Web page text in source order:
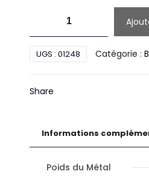
Bracelet
Diamant
UGS : 01248 Catégorie :
Share
Informations
Poids du Métal